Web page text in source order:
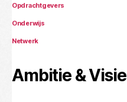
Opdrachtgevers
Onderwijs
Netwerk
Ambitie & Visie